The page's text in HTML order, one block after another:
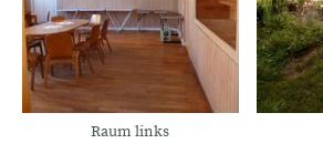
Raum links